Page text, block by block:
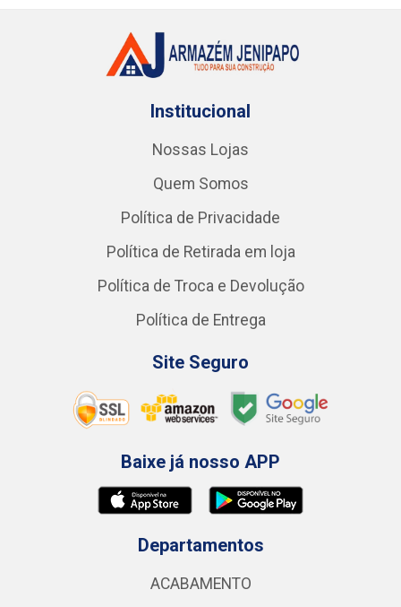
Institucional
Nossas Lojas
Quem Somos
Política de Privacidade
Política de Retirada em loja
Política de Troca e Devolução
Política de Entrega
Site Seguro
Baixe já nosso APP
Departamentos
ACABAMENTO